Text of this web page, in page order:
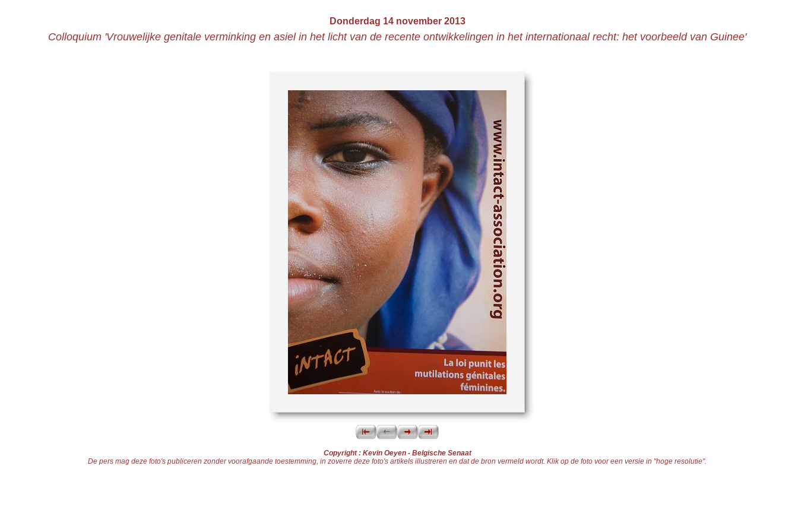
Donderdag 14 november 2013
Colloquium 'Vrouwelijke genitale verminking en asiel in het licht van de recente ontwikkelingen in het internationaal recht: het voorbeeld van Guinee'
Copyright : Kevin Oeyen - Belgische Senaat
De pers mag deze foto's publiceren zonder voorafgaande toestemming, in zoverre deze foto's artikels illustreren en dat de bron vermeld wordt. Klik op de foto voor een versie in "hoge resolutie".